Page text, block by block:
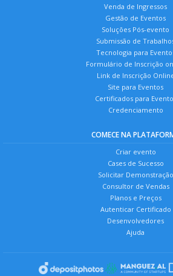
Venda de Ingressos
Gestão de Eventos
Soluções Pós-evento
Submissão de
Tecnologia para
Formulário de Inscrição
Link de Inscrição
Site para Eventos
Certificados para
Credenciamento
COMECE NA
Criar evento
Cases de Sucesso
Solicitar Demonstração
Consultor de Vendas
Planos e Preços
Autenticar Certificado
Desenvolvedores
Ajuda